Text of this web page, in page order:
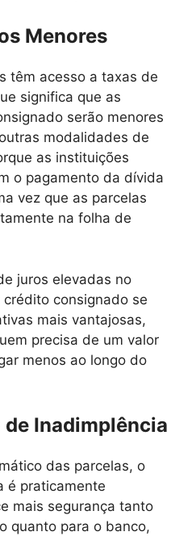
Menores
têm acesso a taxas de
significa que as
serão menores
modalidades de
as instituições
o pagamento da dívida
vez que as parcelas
na folha de
juros elevadas no
consignado se
mais vantajosas,
precisa de um valor
menos ao longo do
de Inadimplência
das parcelas, o
é praticamente
mais segurança tanto
quanto para o banco,